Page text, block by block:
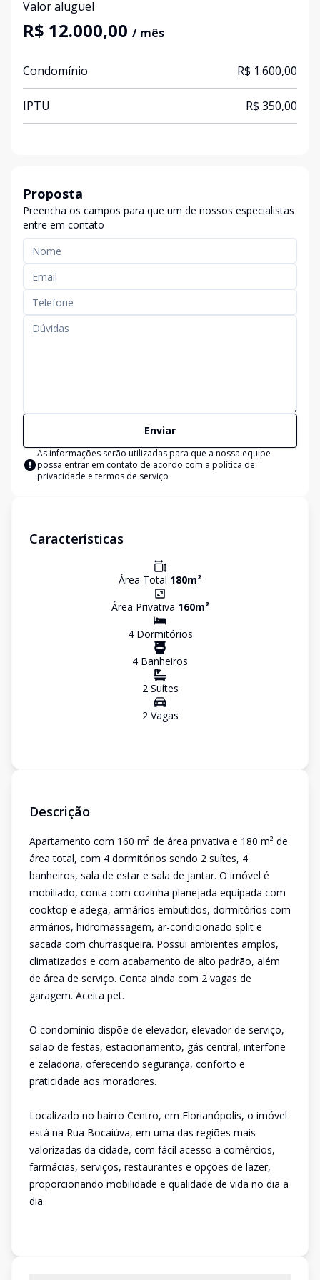
Valor aluguel
R$ 12.000,00 / mês
Condomínio R$ 1.600,00
IPTU R$ 350,00
Proposta
Preencha os campos para que um de nossos especialistas
entre em contato
Enviar
As informações serão utilizadas para que a nossa equipe
possa entrar em contato de acordo com a política de
privacidade e termos de serviço
Características
Área Total 180m²
Área Privativa 160m²
4Dormitórios
4 Banheiros
2Suítes
2Vagas
Descrição
Apartamento com 160 m² de área privativa e 180 m² de
área total, com 4 dormitórios sendo 2 suítes, 4
banheiros, sala de estar e sala de jantar. O imóvel é
mobiliado, conta com cozinha planejada equipada com
cooktop e adega, armários embutidos, dormitórios com
armários, hidromassagem, ar-condicionado split e
sacada com churrasqueira. Possui ambientes amplos,
climatizados e com acabamento de alto padrão, além
de área de serviço. Conta ainda com 2 vagas de
garagem. Aceita pet.
O condomínio dispõe de elevador, elevador de serviço,
salão de festas, estacionamento, gás central, interfone
e zeladoria, oferecendo segurança, conforto e
praticidade aos moradores.
Localizado no bairro Centro, em Florianópolis, o imóvel
está na Rua Bocaiúva, em uma das regiões mais
valorizadas da cidade, com fácil acesso a comércios,
farmácias, serviços, restaurantes e opções de lazer,
proporcionando mobilidade e qualidade de vida no dia a
dia.